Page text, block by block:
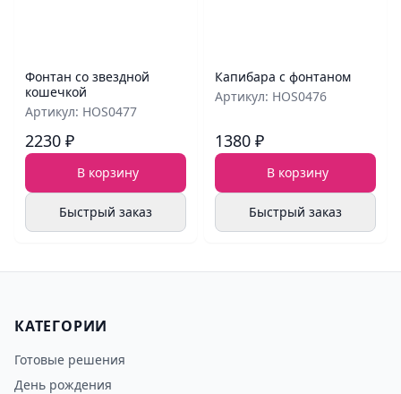
Фонтан со звездной
кошечкой
Артикул: HOS0477
2230 ₽
В корзину
Быстрый заказ
Капибара с фонтаном
Артикул: HOS0476
1380 ₽
В корзину
Быстрый заказ
КАТЕГОРИИ
Готовые решения
День рождения